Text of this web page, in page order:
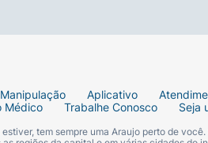
Aplicativo
Médico Trabalhe Conosco Seja
tem sempre uma Araujo perto de